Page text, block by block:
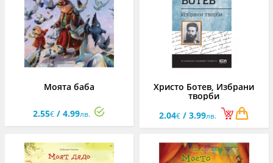
Моята баба
2.55€ / 4.99лв.
Христо Ботев, Избрани
творби
2.04€ / 3.99лв.